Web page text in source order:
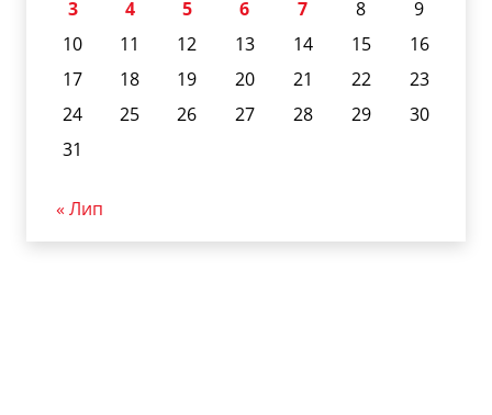
3
4 5 6 7 8
9
10
11 12 13 14 15
16
17
18 19 20 21 22
23
24
25 26 27 28 29
30
31
« Лип